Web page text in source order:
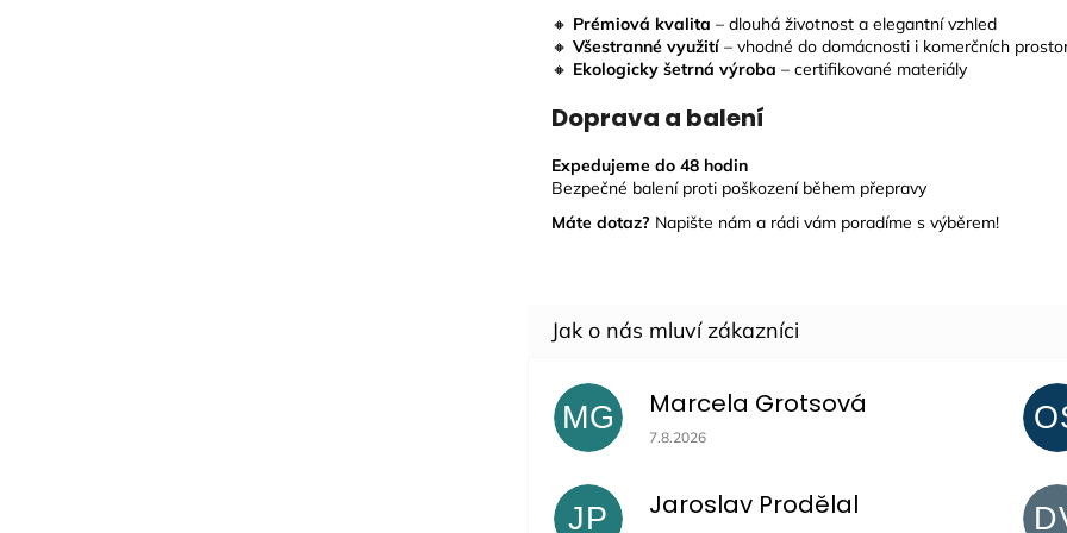
🔸 Prémiová kvalita – dlouhá životnost a elegantní vzhled
🔸 Všestranné využití – vhodné do domácnosti i komerčních
🔸 Ekologicky šetrná výroba – certifikované materiály
Doprava a balení
Expedujeme do 48 hodin
Bezpečné balení proti poškození během přepravy
Máte dotaz? Napište nám a rádi vám poradíme s výběrem!
MG Marcela Grotsová
Hodnocení obchodu je 5 z 5 hvězdiček.
7.8.2026
JP Jaroslav Prodělal